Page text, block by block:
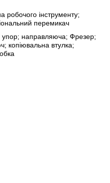
робочого інструменту;
перемикач
упор; направляюча; Фрезер;
копіювальна втулка;